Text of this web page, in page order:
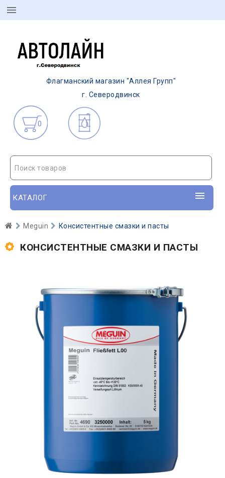
Флагманский магазин "Аллея Групп"
г. Северодвинск
0
Поиск товаров
КАТАЛОГ
Meguin Консистентные смазки и пасты
КОНСИСТЕНТНЫЕ СМАЗКИ И ПАСТЫ